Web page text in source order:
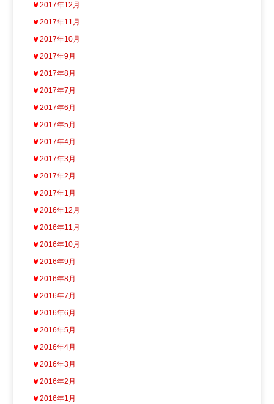
2017年12月
2017年11月
2017年10月
2017年9月
2017年8月
2017年7月
2017年6月
2017年5月
2017年4月
2017年3月
2017年2月
2017年1月
2016年12月
2016年11月
2016年10月
2016年9月
2016年8月
2016年7月
2016年6月
2016年5月
2016年4月
2016年3月
2016年2月
2016年1月